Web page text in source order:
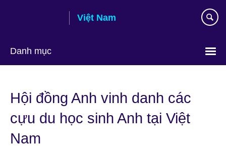
Việt Nam
Danh mục
language
Hội đồng Anh vinh danh các
cựu du học sinh Anh tại Việt
Nam